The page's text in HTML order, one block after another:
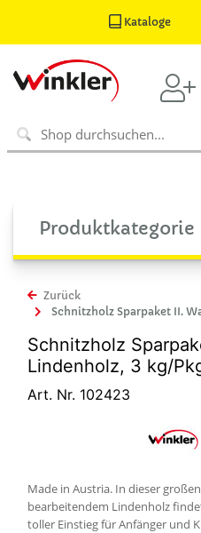
Kataloge
Produktkategorie
Zurück
Schnitzholz Sparpaket II.
Schnitzholz
Lindenholz, 3 kg/
Art. Nr. 102423
Made in Austria. In dieser
bearbeitendem Lindenholz
toller Einstieg für Anfänger und